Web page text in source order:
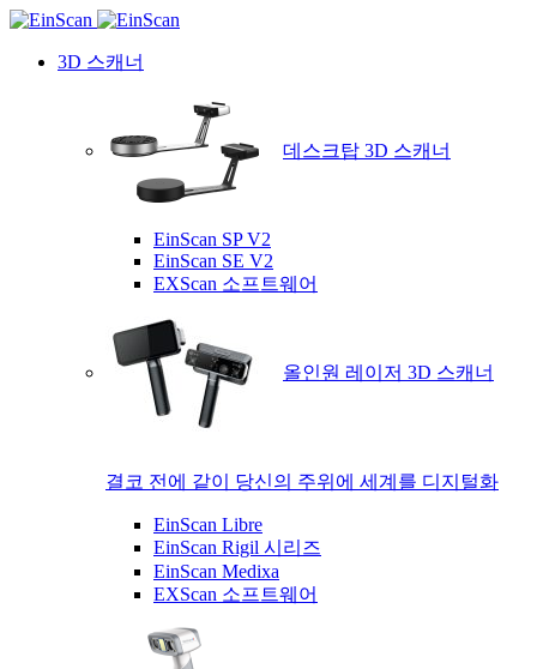
3D 스캐너
데스크탑 3D 스캐너
EinScan SP V2
EinScan SE V2
EXScan 소프트웨어
올인원 레이저 3D 스캐너
결코 전에 같이 당신의 주위에 세계를 디지털화
EinScan Libre
EinScan Rigil 시리즈
EinScan Medixa
EXScan 소프트웨어